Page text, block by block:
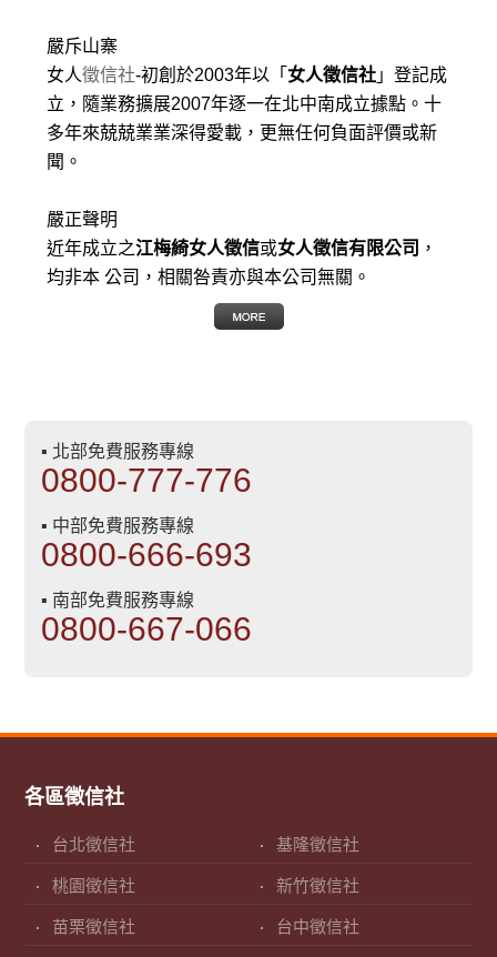
嚴斥山寨
女人徵信社-初創於2003年以「 女人徵信社 」登記成
立，隨業務擴展2007年逐一在北中南成立據點。十
多年來兢兢業業深得愛載，更無任何負面評價或新
聞。
嚴正聲明
近年成立之江梅綺女人徵信或女人徵信有限公司 ，
均非本 公司，相關咎責亦與本公司無關。
▪ 北部免費服務專線
0800-777-776
▪ 中部免費服務專線
0800-666-693
▪ 南部免費服務專線
0800-667-066
各區徵信社
台北徵信社 基隆徵信社
桃園徵信社 新竹徵信社
苗栗徵信社 台中徵信社